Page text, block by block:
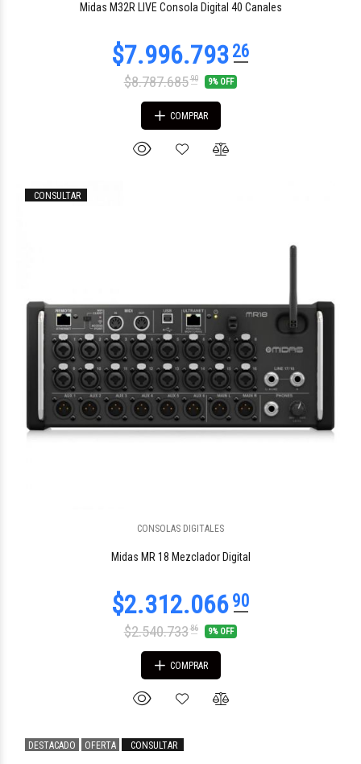
Midas M32R LIVE Consola Digital 40 Canales
$8.787.68590 9% OFF
COMPRAR
CONSULTAR
CONSOLAS DIGITALES
Midas MR 18 Mezclador Digital
$2.540.73386 9% OFF
COMPRAR
DESTACADO OFERTA CONSULTAR